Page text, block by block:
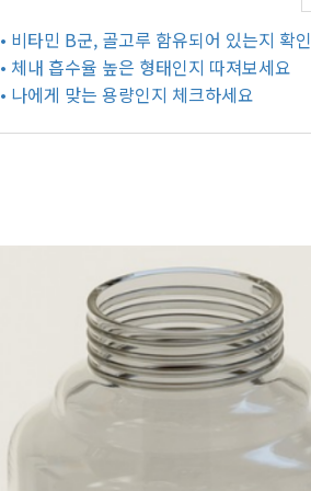
• 비타민 B군, 골고루 함유되어 있는지 확
• 체내 흡수율 높은 형태인지 따져보세요
• 나에게 맞는 용량인지 체크하세요